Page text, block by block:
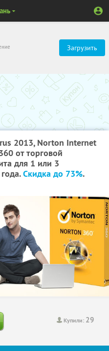
Загрузить
2013, Norton Internet
от торговой
для 1 или 3
Скидка до 73%.
Купили: 29